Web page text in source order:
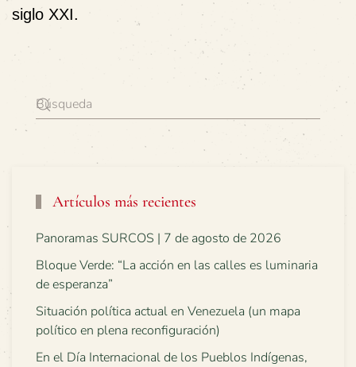
siglo XXI.
Artículos más recientes
Panoramas SURCOS | 7 de agosto de 2026
Bloque Verde: “La acción en las calles es luminaria
de esperanza”
Situación política actual en Venezuela (un mapa
político en plena reconfiguración)
En el Día Internacional de los Pueblos Indígenas,